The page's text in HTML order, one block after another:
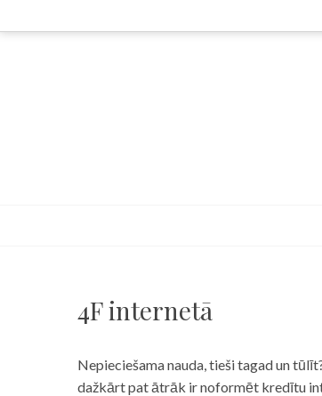
to
4F internetā
Nepieciešama nauda, tieši tagad un
dažkārt pat ātrāk ir noformēt kredītu